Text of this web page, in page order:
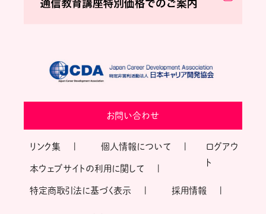
お問い合わせ
リンク集 個人情報について
本ウェブサイトの利用に関して
特定商取引法に基づく表示 採用情報
ログアウ
ト